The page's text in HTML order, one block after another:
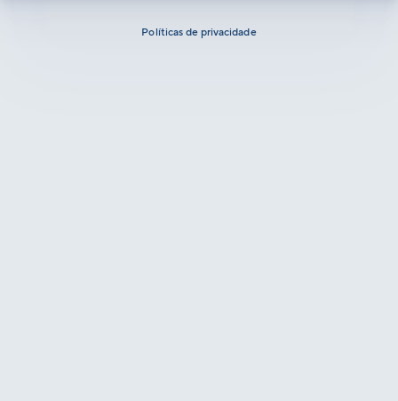
Políticas de privacidade